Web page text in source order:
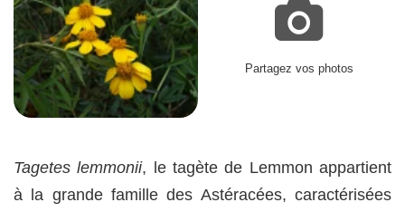
Partagez vos photos
Tagetes lemmonii, le tagète de Lemmon appartient
à la grande famille des Astéracées, caractérisées